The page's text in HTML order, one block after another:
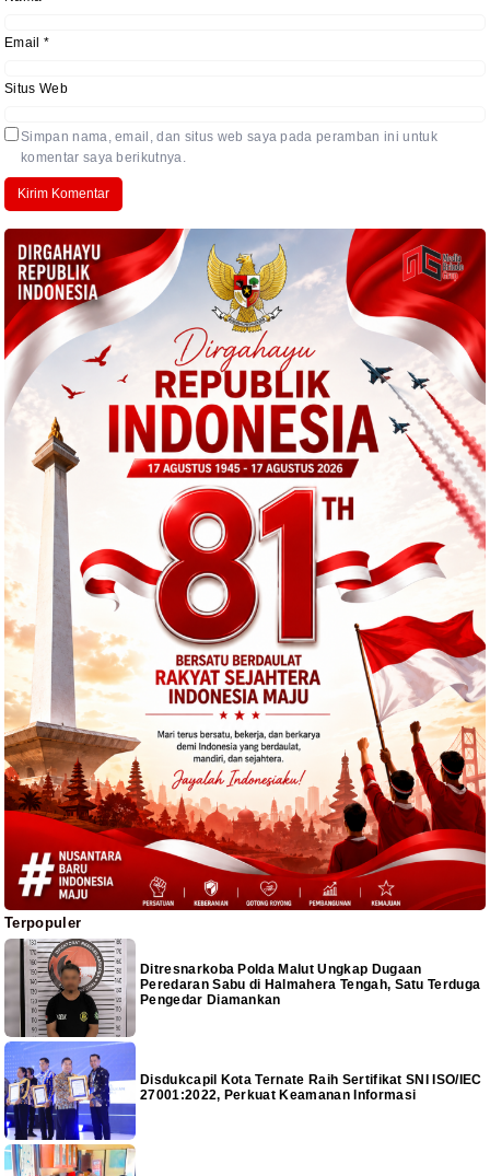
Email *
Situs Web
Simpan nama, email, dan situs web saya pada peramban ini untuk
komentar saya berikutnya.
Terpopuler
Ditresnarkoba Polda Malut Ungkap Dugaan
Peredaran Sabu di Halmahera Tengah, Satu Terduga
Pengedar Diamankan
Disdukcapil Kota Ternate Raih Sertifikat SNI ISO/IEC
27001:2022, Perkuat Keamanan Informasi